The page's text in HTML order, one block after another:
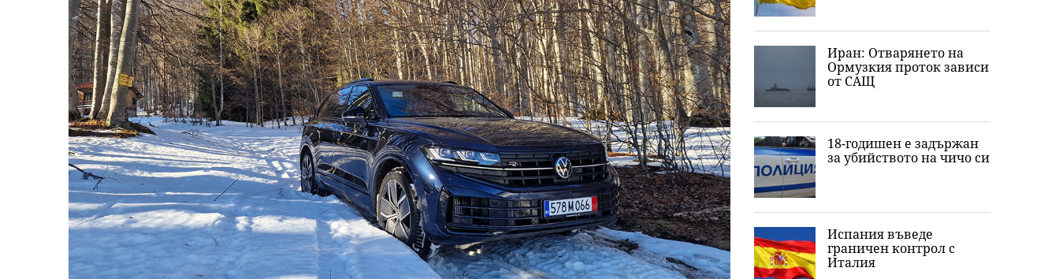
Иран: Отварянето на
Ормузкия проток зависи
от САЩ
18-годишен е задържан
за убийството на чичо си
Испания въведе
граничен контрол с
Италия